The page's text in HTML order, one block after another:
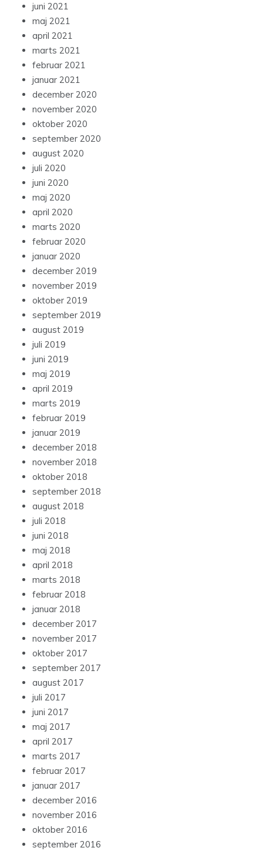
juni 2021
maj 2021
april 2021
marts 2021
februar 2021
januar 2021
december 2020
november 2020
oktober 2020
september 2020
august 2020
juli 2020
juni 2020
maj 2020
april 2020
marts 2020
februar 2020
januar 2020
december 2019
november 2019
oktober 2019
september 2019
august 2019
juli 2019
juni 2019
maj 2019
april 2019
marts 2019
februar 2019
januar 2019
december 2018
november 2018
oktober 2018
september 2018
august 2018
juli 2018
juni 2018
maj 2018
april 2018
marts 2018
februar 2018
januar 2018
december 2017
november 2017
oktober 2017
september 2017
august 2017
juli 2017
juni 2017
maj 2017
april 2017
marts 2017
februar 2017
januar 2017
december 2016
november 2016
oktober 2016
september 2016